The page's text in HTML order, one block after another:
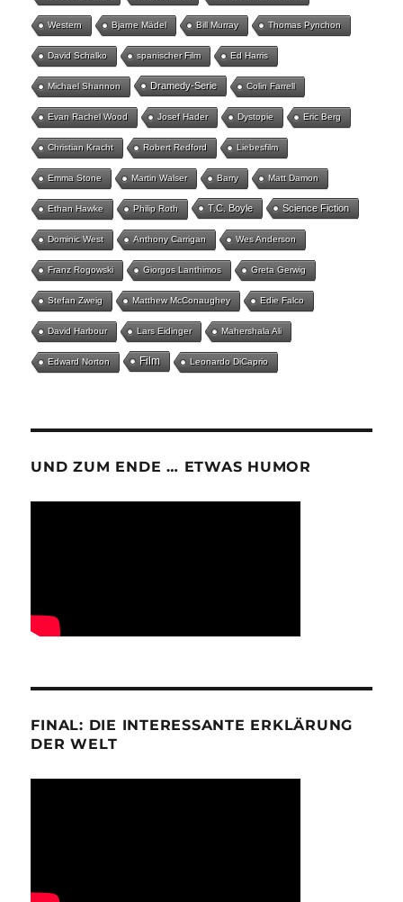
Western Bjarne Mädel Bill Murray Thomas Pynchon
David Schalko spanischer Film Ed Harris
Michael Shannon Dramedy-Serie Colin Farrell
Evan Rachel Wood Josef Hader Dystopie Eric Berg
Christian Kracht Robert Redford Liebesfilm
Emma Stone Martin Walser Barry Matt Damon
Ethan Hawke Philip Roth T.C. Boyle Science Fiction
Dominic West Anthony Carrigan Wes Anderson
Franz Rogowski Giorgos Lanthimos Greta Gerwig
Stefan Zweig Matthew McConaughey Edie Falco
David Harbour Lars Eidinger Mahershala Ali
Edward Norton Film Leonardo DiCaprio
UND ZUM ENDE … ETWAS HUMOR
FINAL: DIE INTERESSANTE ERKLÄRUNG
DER WELT